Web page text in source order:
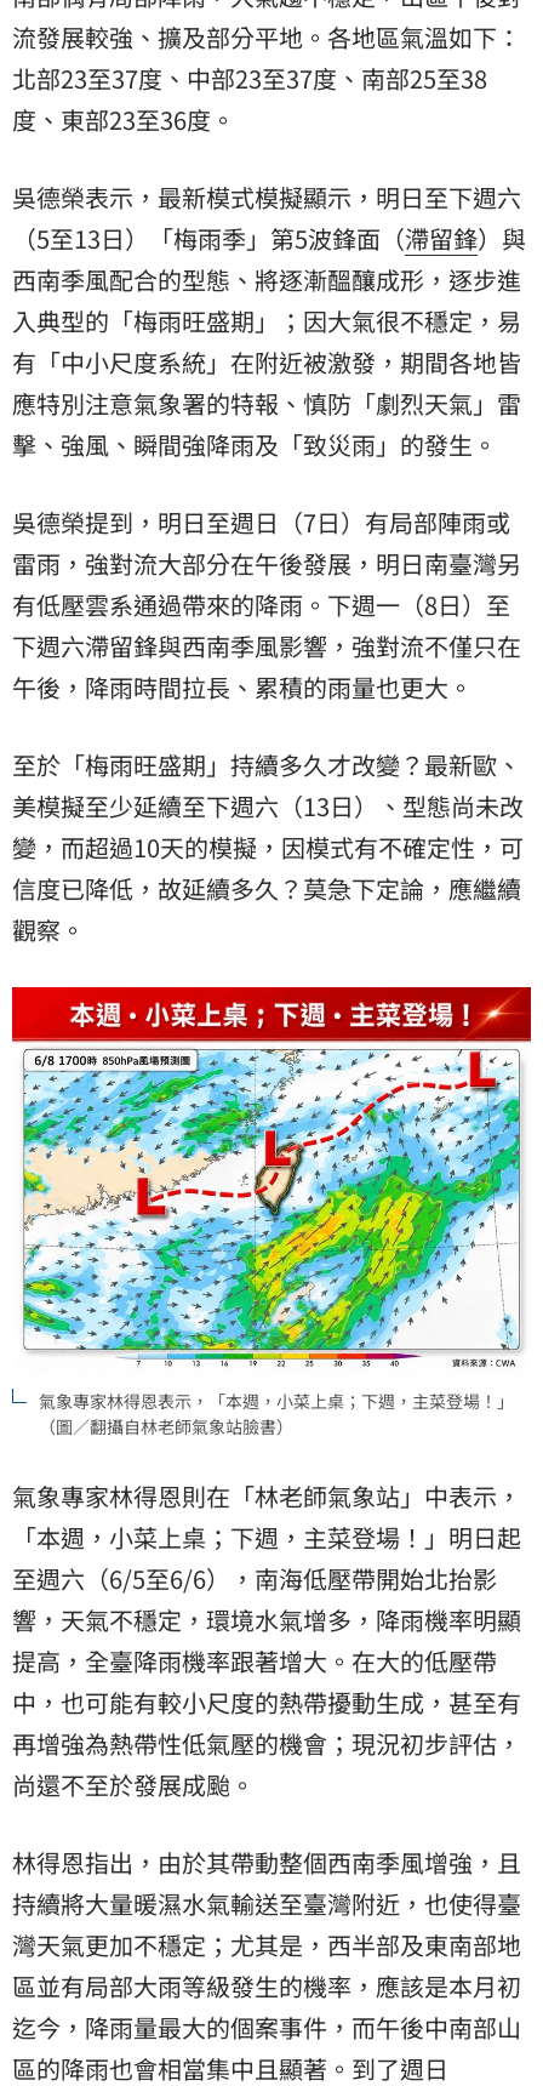
流發展較強、擴及部分平地。各地區氣溫如下：
北部23至37度、中部23至37度、南部25至38
度、東部23至36度。
吳德榮表示，最新模式模擬顯示，明日至下週六
（5至13日）「梅雨季」第5波鋒面（滯留鋒）與
西南季風配合的型態、將逐漸醞釀成形，逐步進
入典型的「梅雨旺盛期」；因大氣很不穩定，易
有「中小尺度系統」在附近被激發，期間各地皆
應特別注意氣象署的特報、慎防「劇烈天氣」雷
擊、強風、瞬間強降雨及「致災雨」的發生。
吳德榮提到，明日至週日（7日）有局部陣雨或
雷雨，強對流大部分在午後發展，明日南臺灣另
有低壓雲系通過帶來的降雨。下週一（8日）至
下週六滯留鋒與西南季風影響，強對流不僅只在
午後，降雨時間拉長、累積的雨量也更大。
至於「梅雨旺盛期」持續多久才改變？最新歐、
美模擬至少延續至下週六（13日）、型態尚未改
變，而超過10天的模擬，因模式有不確定性，可
信度已降低，故延續多久？莫急下定論，應繼續
觀察。
氣象專家林得恩表示，「本週，小菜上桌；下週，主菜登場！」
（圖／翻攝自林老師氣象站臉書）
氣象專家林得恩則在「林老師氣象站」中表示，
「本週，小菜上桌；下週，主菜登場！」明日起
至週六（6/5至6/6），南海低壓帶開始北抬影
響，天氣不穩定，環境水氣增多，降雨機率明顯
提高，全臺降雨機率跟著增大。在大的低壓帶
中，也可能有較小尺度的熱帶擾動生成，甚至有
再增強為熱帶性低氣壓的機會；現況初步評估，
尚還不至於發展成颱。
林得恩指出，由於其帶動整個西南季風增強，且
持續將大量暖濕水氣輸送至臺灣附近，也使得臺
灣天氣更加不穩定；尤其是，西半部及東南部地
區並有局部大雨等級發生的機率，應該是本月初
迄今，降雨量最大的個案事件，而午後中南部山
區的降雨也會相當集中且顯著。到了週日